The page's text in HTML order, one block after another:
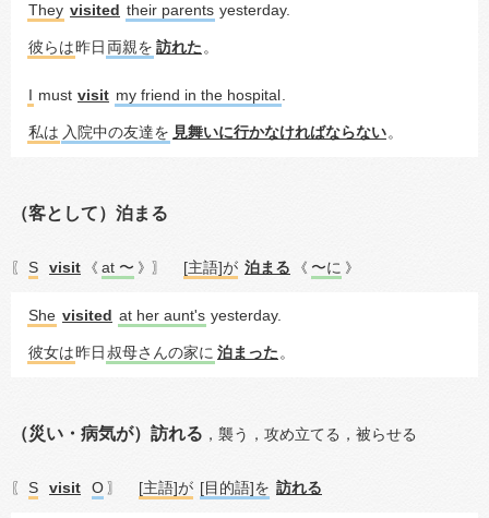
They visited their parents yesterday.
彼らは昨日 両親を 訪れた 。
I must visit my friend in the hospital
私は 入院中の友達を 見舞いに行かなければならない。
（客として）泊まる
〖 S visit 《 at 〜 》〗 [主語]が 泊まる 《 〜に 》
She visited at her aunt's yesterday.
彼女は昨日叔母さんの家に 泊まった 。
（災い・病気が）訪れる ， 襲う， 攻め立てる， 被らせる
〖 S visit O 〗 [主語]が [目的語]を 訪れる